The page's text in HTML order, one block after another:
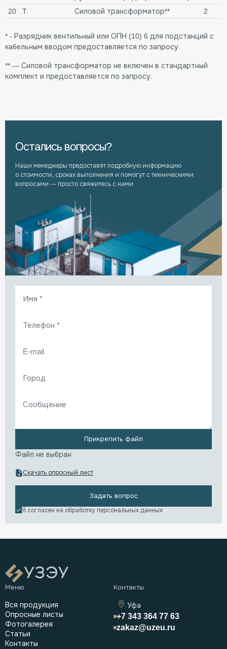
20
T Силовой трансформатор** 2
* - Разрядник вентильный или ОПН (10) 6 для подстанций с
кабельным вводом предоставляется по запросу.
** — Силовой трансформатор не включен в стандартный
комплект и предоставляется по запросу.
Остались вопросы?
Наши менеджеры предоставят подробную информацию
о стоимости, сроках выполнения и помогут с техническими
вопросами — просто свяжитесь с нами
Прикрепить файл
Файл не выбран
Скачать опросный лист
Задать вопрос
Я согласен на обработку персональных данных
Уфа
+7 343 364 77 63
zakaz@uzeu.ru
Вся продукция
Опросные листы
Фотогалерея
Статьи
Контакты